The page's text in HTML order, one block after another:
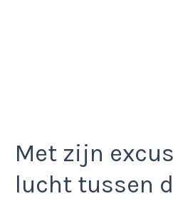
Met zijn
lucht tussen